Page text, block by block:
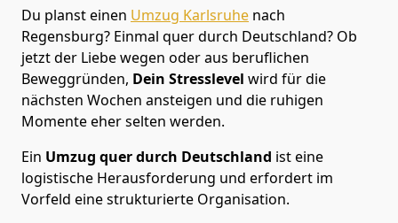
Du planst einen Umzug Karlsruhe nach
Regensburg? Einmal quer durch Deutschland? Ob
jetzt der Liebe wegen oder aus beruflichen
Beweggründen, Dein Stresslevel wird für die
nächsten Wochen ansteigen und die ruhigen
Momente eher selten werden.
Ein Umzug quer durch Deutschland ist eine
logistische Herausforderung und erfordert im
Vorfeld eine strukturierte Organisation.